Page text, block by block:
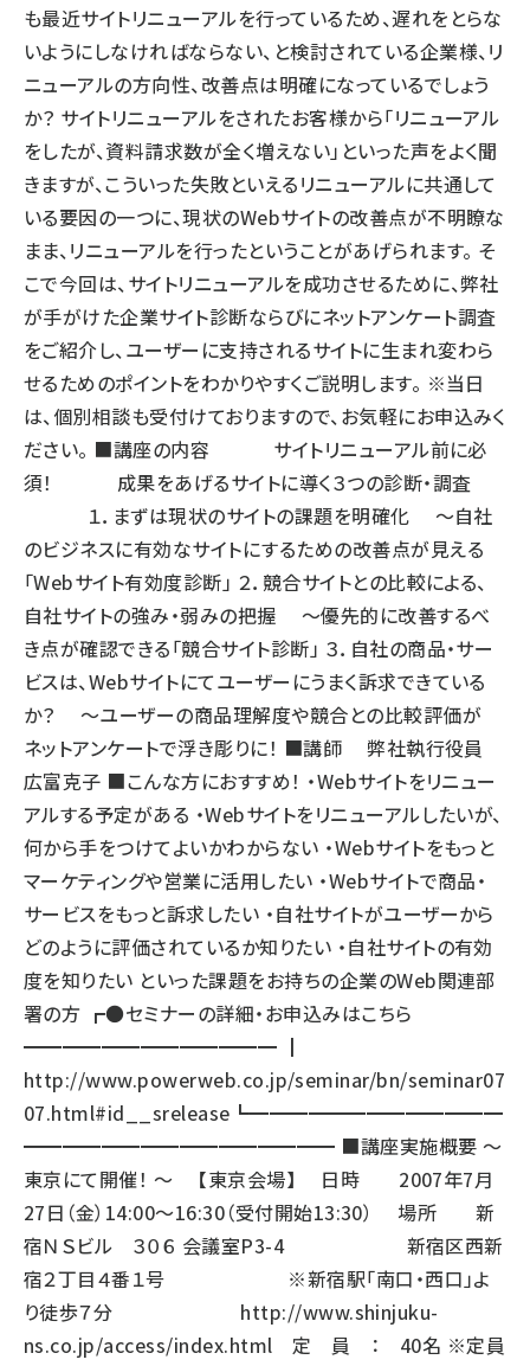
も最近サイトリニューアルを行っているため、遅れをとらな
いようにしなければならない、と検討されている企業様、リ
ニューアルの方向性、改善点は明確になっているでしょう
か？ サイトリニューアルをされたお客様から「リニューアル
をしたが、資料請求数が全く増えない」といった声をよく聞
きますが、こういった失敗といえるリニューアルに共通して
いる要因の一つに、現状のWebサイトの改善点が不明瞭な
まま、リニューアルを行ったということがあげられます。 そ
こで今回は、サイトリニューアルを成功させるために、弊社
が手がけた企業サイト診断ならびにネットアンケート調査
をご紹介し、ユーザーに支持されるサイトに生まれ変わら
せるためのポイントをわかりやすくご説明します。 ※当日
は、個別相談も受付けておりますので、お気軽にお申込みく
ださい。 ■講座の内容 サイトリニューアル前に必
須！ 成果をあげるサイトに導く３つの診断・調査
１．まずは現状のサイトの課題を明確化 ～自社
のビジネスに有効なサイトにするための改善点が見える
「Webサイト有効度診断」 ２．競合サイトとの比較による、
自社サイトの強み・弱みの把握 ～優先的に改善するべ
き点が確認できる「競合サイト診断」 ３．自社の商品・サー
ビスは、Webサイトにてユーザーにうまく訴求できている
か？ ～ユーザーの商品理解度や競合との比較評価が
ネットアンケートで浮き彫りに！ ■講師 弊社執行役員
広富克子 ■こんな方におすすめ！ ・Webサイトをリニュー
アルする予定がある ・Webサイトをリニューアルしたいが、
何から手をつけてよいかわからない ・Webサイトをもっと
マーケティングや営業に活用したい ・Webサイトで商品・
サービスをもっと訴求したい ・自社サイトがユーザーから
どのように評価されているか知りたい ・自社サイトの有効
度を知りたい といった課題をお持ちの企業のWeb関連部
署の方 ┏●セミナーの詳細・お申込みはこちら
━━━━━━━━━━━━━ ┃
http://www.powerweb.co.jp/seminar/bn/seminar07
07.html#id__srelease ┗━━━━━━━━━━━━━
━━━━━━━━━━━━━━━━ ■講座実施概要 ～
東京にて開催！ ～ 【東京会場】 日時 2007年7月
27日（金）14:00～16:30（受付開始13:30） 場所 新
宿ＮＳビル ３０６ 会議室P3-4 新宿区西新
宿２丁目４番１号 ※新宿駅「南口・西口」よ
り徒歩７分 http://www.shinjuku-
ns.co.jp/access/index.html 定 員 ： 40名 ※定員